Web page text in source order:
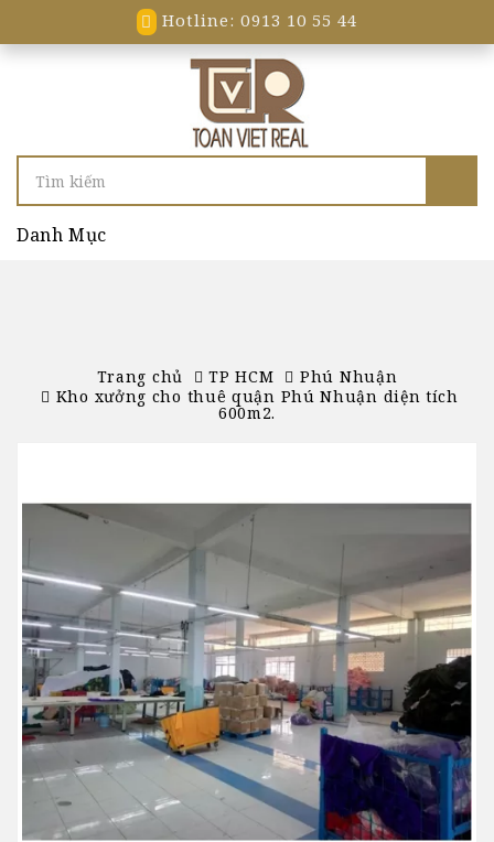
Hotline: 0913 10 55 44
Danh Mục
Trang chủ TP HCM
Phú Nhuận
Kho xưởng cho thuê quận Phú Nhuận diện tích
600m2.